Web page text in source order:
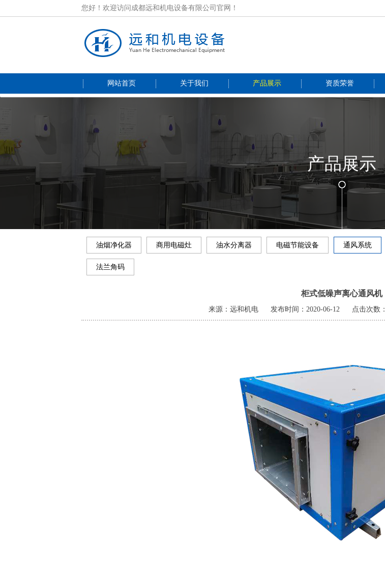
您好！欢迎访问成都远和机电设备有限公司官网！
网站首页 关于我们 产品展示 资质荣誉
产品展示
油烟净化器 商用电磁灶 油水分离器 电磁节能设备 通风系统
法兰角码
柜式低噪声离心通风机
来源：远和机电 发布时间：2020-06-12 点击次数：